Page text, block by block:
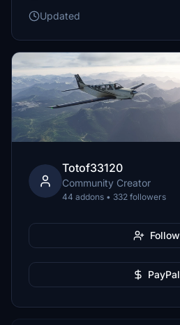
Updated
Totof33120
Community Creator
44 addons • 332 followers
Follow
PayPal